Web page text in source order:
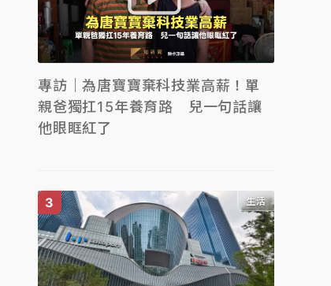
專訪｜為唐寶寶棄科技業高薪！單
親爸獨扛15年養育路 兒一句話讓
他眼眶紅了
生活